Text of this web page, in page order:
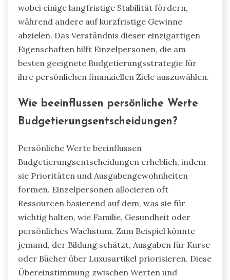
wobei einige langfristige Stabilität fördern,
während andere auf kurzfristige Gewinne
abzielen. Das Verständnis dieser einzigartigen
Eigenschaften hilft Einzelpersonen, die am
besten geeignete Budgetierungsstrategie für
ihre persönlichen finanziellen Ziele auszuwählen.
Wie beeinflussen persönliche Werte
Budgetierungsentscheidungen?
Persönliche Werte beeinflussen
Budgetierungsentscheidungen erheblich, indem
sie Prioritäten und Ausgabengewohnheiten
formen. Einzelpersonen allocieren oft
Ressourcen basierend auf dem, was sie für
wichtig halten, wie Familie, Gesundheit oder
persönliches Wachstum. Zum Beispiel könnte
jemand, der Bildung schätzt, Ausgaben für Kurse
oder Bücher über Luxusartikel priorisieren. Diese
Übereinstimmung zwischen Werten und